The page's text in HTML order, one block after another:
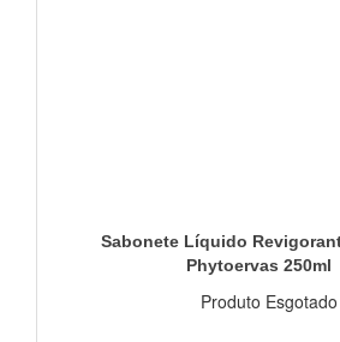
Sabonete Líquido
Phytoervas 250ml
Produto Esgotado